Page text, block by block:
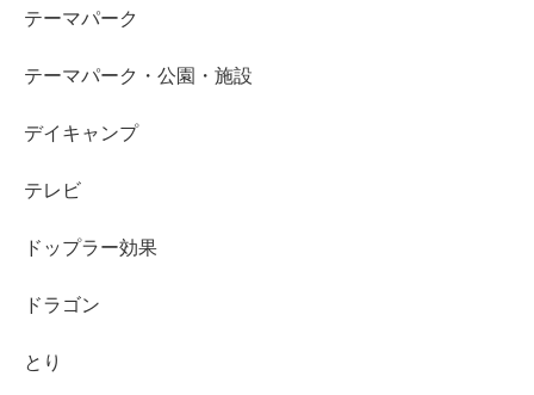
テーマパーク
テーマパーク・公園・施設
デイキャンプ
テレビ
ドップラー効果
ドラゴン
とり